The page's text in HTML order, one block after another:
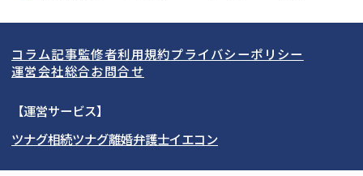
北海道 青森県
岩手県 宮城県
秋田県
福島県
関東
東京都 神奈川県
埼玉県
茨城県 群馬県
東海
愛知県
岐阜県 山梨県
関西
大阪府 京都府
北陸・甲信越
任意整理
個人再生
会社破産・法人破産
消費者金融・サラ金
カードローン・クレジッ
ト会社
コラム記事監修者利用規約プライバシーポリシー
運営会社総合お問合せ
【運営サービス】
ツナグ相続ツナグ離婚弁護士イエコン